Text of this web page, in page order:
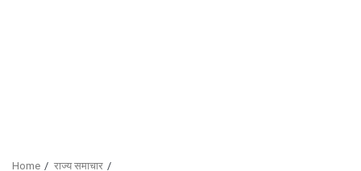
Home
राज्य समाचार